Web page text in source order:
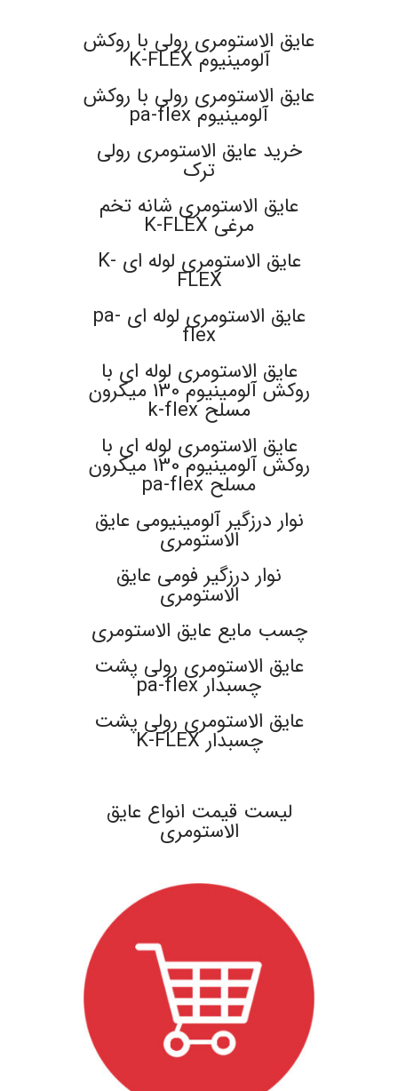
عایق الاستومری رولی با روکش
آلومینیوم K-FLEX
عایق الاستومری رولی با روکش
آلومینیوم pa-flex
خرید عایق الاستومری رولی
ترک
عایق الاستومری شانه تخم
مرغی K-FLEX
عایق الاستومری لوله ای K-
FLEX
عایق الاستومری لوله ای pa-
flex
عایق الاستومری لوله ای با
روکش آلومینیوم 130 میکرون
مسلح k-flex
عایق الاستومری لوله ای با
روکش آلومینیوم 130 میکرون
مسلح pa-flex
نوار درزگیر آلومینیومی عایق
الاستومری
نوار درزگیر فومی عایق
الاستومری
چسب مایع عایق الاستومری
عایق الاستومری رولی پشت
چسبدار pa-flex
عایق الاستومری رولی پشت
چسبدار K-FLEX
لیست قیمت انواع عایق
الاستومری